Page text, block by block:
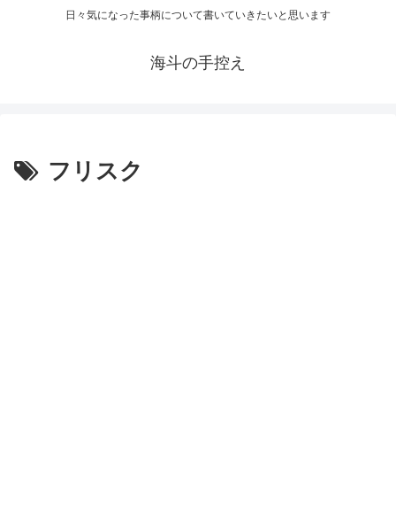
日々気になった事柄について書いていきたいと思います
海斗の手控え
フリスク